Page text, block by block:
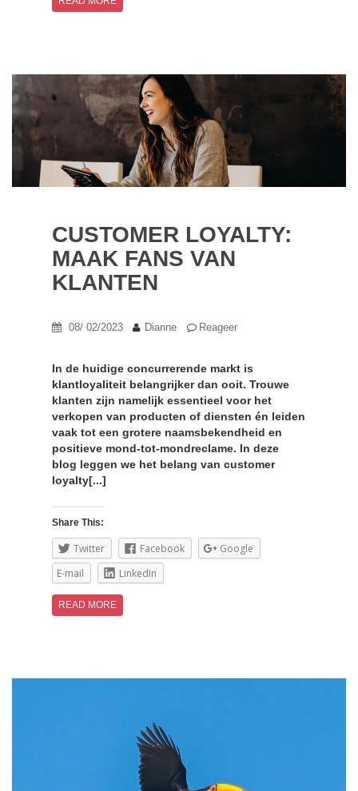
CUSTOMER LOYALTY:
MAAK FANS VAN
KLANTEN
08/ 02/2023 Dianne Reageer
In de huidige concurrerende markt is
klantloyaliteit belangrijker dan ooit. Trouwe
klanten zijn namelijk essentieel voor het
verkopen van producten of diensten én leiden
vaak tot een grotere naamsbekendheid en
positieve mond-tot-mondreclame. In deze
blog leggen we het belang van customer
loyalty[...]
Share This:
Twitter Facebook
Google
E-mail
LinkedIn
READ MORE